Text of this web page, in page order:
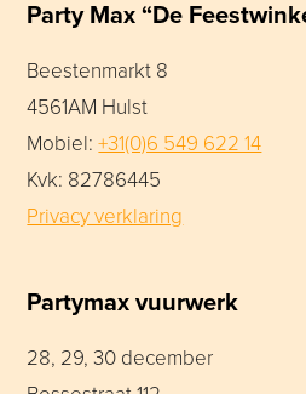
Party Max “De
Beestenmarkt 8
4561AM Hulst
Mobiel:+31(0)6 549 622 14
Kvk: 82786445
Privacy verklaring
Partymax vuurwerk
28, 29, 30 december